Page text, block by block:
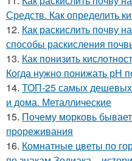
Средств. Как определить
12. Как раскислить почву
способы раскисления
13. Как понизить
Когда нужно понижать рН
14. ТОП-25 самых дешевых
и дома. Металлические
15. Почему морковь
прореживания
16. Комнатные цветы по